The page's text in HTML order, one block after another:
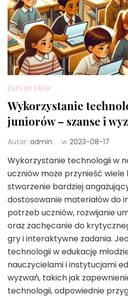
juniorskie
Wykorzystanie
juniorów – szanse i
Autor: admin w 2023-08-17
Wykorzystanie technologii w
uczniów może przynieść
stworzenie bardziej
dostosowanie materiałów do
potrzeb uczniów, rozwijanie
oraz zachęcanie do
gry i interaktywne zadania.
technologii w edukację
nauczycielami i instytucjami
wyzwań, takich jak
technologii, odpowiednie